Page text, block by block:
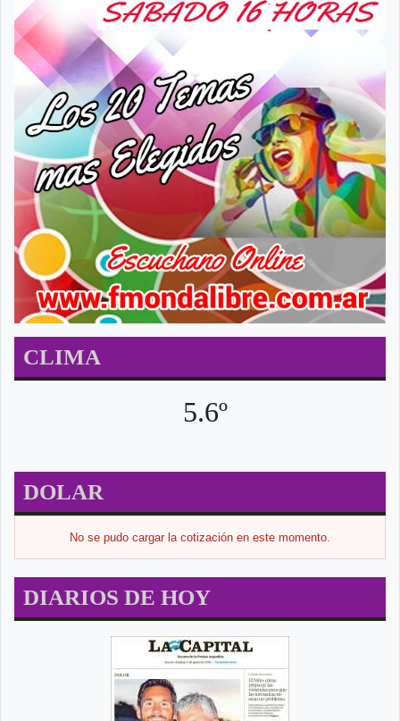
CLIMA
5.6º
DOLAR
No se pudo cargar la cotización en este momento.
DIARIOS DE HOY